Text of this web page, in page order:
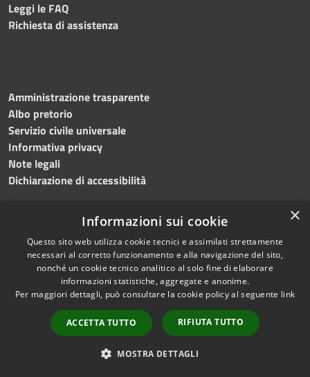
Leggi le FAQ
Richiesta di assistenza
Amministrazione trasparente
Albo pretorio
Servizio civile universale
Informativa privacy
Note legali
Dichiarazione di accessibilità
RSS
Accessibilità
Cookie
Mappa del sito
Difensore civico
Copyright © 2023 •
Comune di Noicàttaro
Powered byMunicipium
Redazione•Portale
dipendente
WebMail Dipendenti
×
Informazioni sui cookie
Questo sito web utilizza cookie tecnici e assimilati strettamente
necessari al corretto funzionamento e alla navigazione del sito,
nonché un cookie tecnico analitico al solo fine di elaborare
informazioni statistiche, aggregate e anonime.
Per maggiori dettagli, può consultare la cookie policy al seguente link
ACCETTA TUTTO RIFIUTA TUTTO
MOSTRA DETTAGLI